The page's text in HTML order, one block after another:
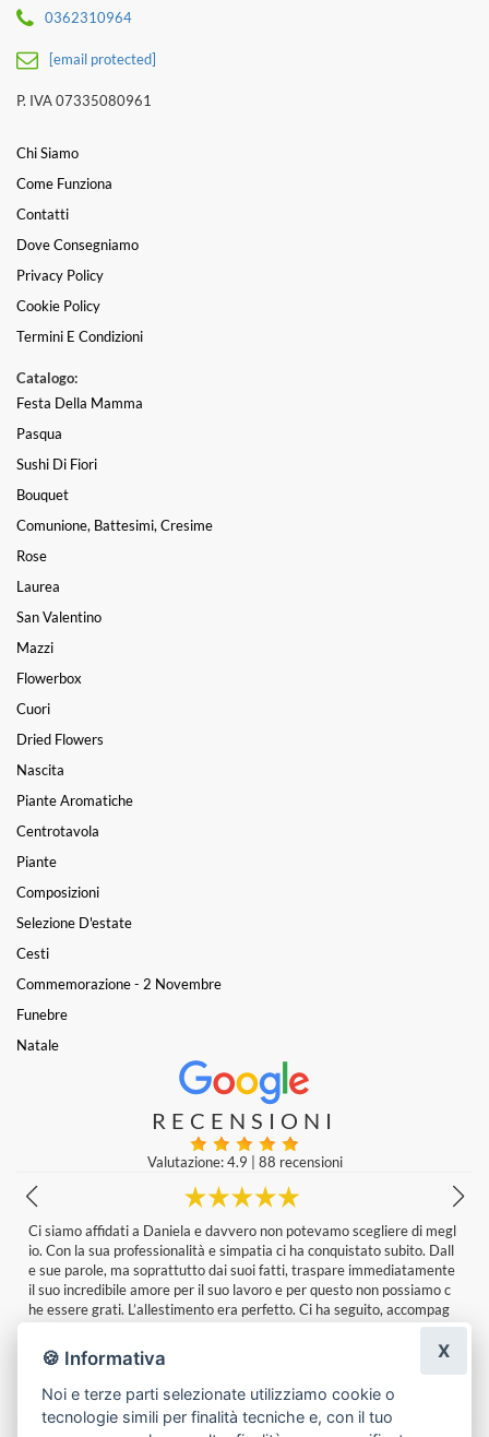
0362310964
[email protected]
P. IVA 07335080961
Chi Siamo
Come Funziona
Contatti
Dove Consegniamo
Privacy Policy
Cookie Policy
Termini E Condizioni
Catalogo:
Festa Della Mamma
Pasqua
Sushi Di Fiori
Bouquet
Comunione, Battesimi, Cresime
Rose
Laurea
San Valentino
Mazzi
Flowerbox
Cuori
Dried Flowers
Nascita
Piante Aromatiche
Centrotavola
Piante
Composizioni
Selezione D'estate
Cesti
Commemorazione - 2 Novembre
Funebre
Natale
RECENSIONI
Valutazione: 4.9 88 recensioni
Qualità dei fiori , servizio e composizione stupenda
Francesco mineo|un giorno fa
Lascia una recensione
🍪 Informativa
Noi e terze parti selezionate utilizziamo cookie o
tecnologie simili per finalità tecniche e, con il tuo
X